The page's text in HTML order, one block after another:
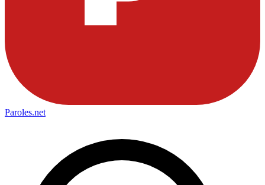
Paroles.net